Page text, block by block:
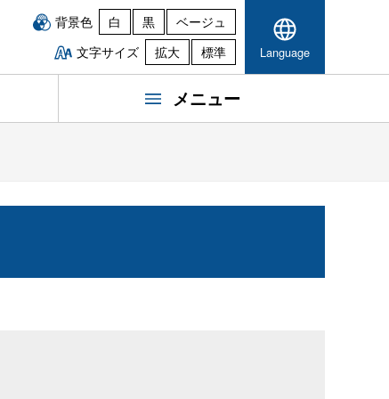
背景色 白 黒
ベージュ
文字サイズ
拡大 標準 Language
メニュー